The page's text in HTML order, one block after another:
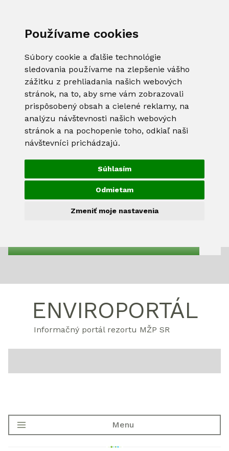
Používame cookies
Súbory cookie a ďalšie technológie
sledovania používame na zlepšenie vášho
zážitku z prehliadania našich webových
stránok, na to, aby sme vám zobrazovali
prispôsobený obsah a cielené reklamy, na
analýzu návštevnosti našich webových
stránok a na pochopenie toho, odkiaľ naši
návštevníci prichádzajú.
Súhlasím
Odmietam
Zmeniť moje nastavenia
ENVIROPORTÁL
Informačný portál rezortu MŽP SR
Menu